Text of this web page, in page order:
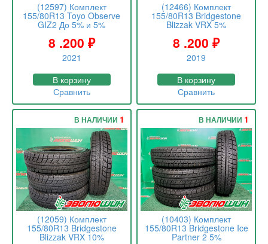
(12597) Комплект
155/80R13 Toyo Observe
GIZ2 До 5% и 5%
8 .200 ₽
2021
В корзину
Сравнить
(12466) Комплект
155/80R13 Bridgestone
Blizzak VRX 5%
8 .200₽
2019
В корзину
Сравнить
(12059) Комплект
155/80R13 Bridgestone
Blizzak VRX 10%
В НАЛИЧИИ 1
(10403) Комплект
155/80R13 Bridgestone Ice
Partner 2 5%
В НАЛИЧИИ 1